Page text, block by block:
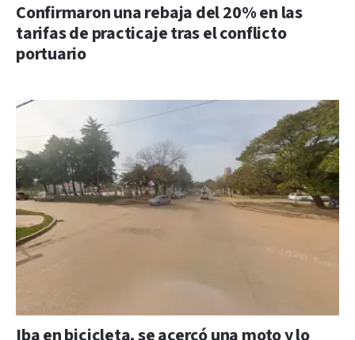
Confirmaron una rebaja del 20% en las
tarifas de practicaje tras el conflicto
portuario
Iba en bicicleta, se acercó una moto y lo